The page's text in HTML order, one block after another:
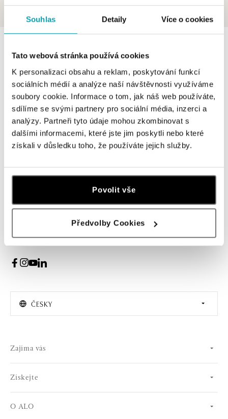
Souhlas Detaily Více o cookies
Tato webová stránka používá cookies
K personalizaci obsahu a reklam, poskytování funkcí
sociálních médií a analýze naší návštěvnosti využíváme
soubory cookie. Informace o tom, jak náš web používáte,
sdílíme se svými partnery pro sociální média, inzerci a
analýzy. Partneři tyto údaje mohou zkombinovat s
dalšími informacemi, které jste jim poskytli nebo které
získali v důsledku toho, že používáte jejich služby.
Povolit vše
Předvolby Cookies
V katalogu nejsou žádné produkty.
Přihlášení k odběru newsletteru
Žena
Muž
ČESKY
Zajíma vás
Získejte
O ALO